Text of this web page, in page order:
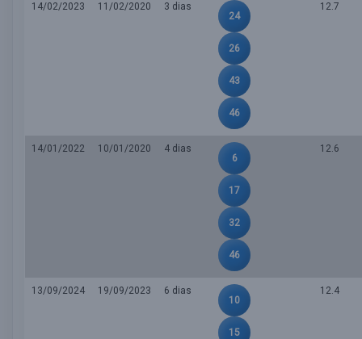
14/02/2023 11/02/2020
3 dias
24
26
43
46
12.7
14/01/2022 10/01/2020
4 dias
6
17
32
46
12.6
13/09/2024 19/09/2023
6 dias
10
15
12.4